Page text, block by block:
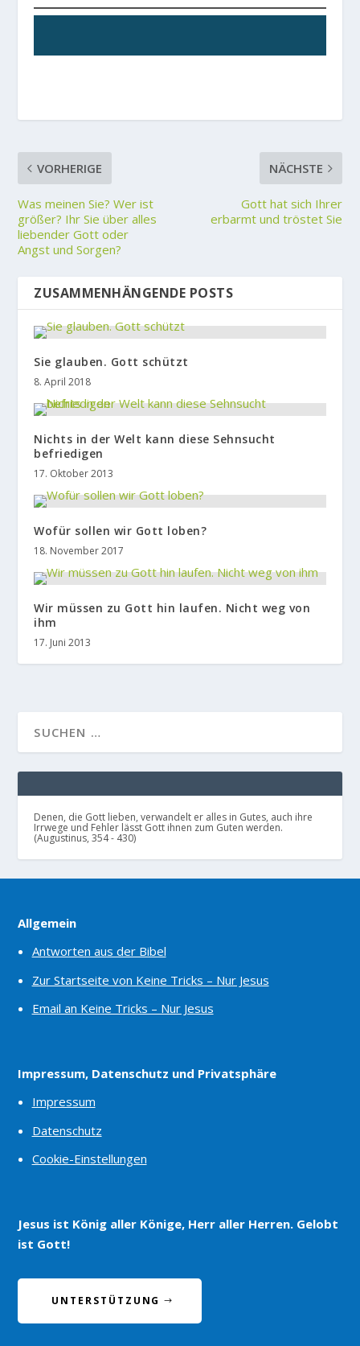
VORHERIGE
Was meinen Sie? Wer ist
größer? Ihr Sie über alles
liebender Gott oder
Angst und Sorgen?
NÄCHSTE
Gott hat sich Ihrer
erbarmt und tröstet Sie
ZUSAMMENHÄNGENDE POSTS
Sie glauben. Gott schützt
8. April 2018
Nichts in der Welt kann diese Sehnsucht
befriedigen
17. Oktober 2013
Wofür sollen wir Gott loben?
18. November 2017
Wir müssen zu Gott hin laufen. Nicht weg von
ihm
17. Juni 2013
Denen, die Gott lieben, verwandelt er alles in Gutes, auch ihre
Irrwege und Fehler lässt Gott ihnen zum Guten werden.
(Augustinus, 354 - 430)
Allgemein
Antworten aus der Bibel
Zur Startseite von Keine Tricks – Nur Jesus
Email an Keine Tricks – Nur Jesus
Impressum, Datenschutz und Privatsphäre
Impressum
Datenschutz
Cookie-Einstellungen
Jesus ist König aller Könige, Herr aller Herren. Gelobt
ist Gott!
UNTERSTÜTZUNG